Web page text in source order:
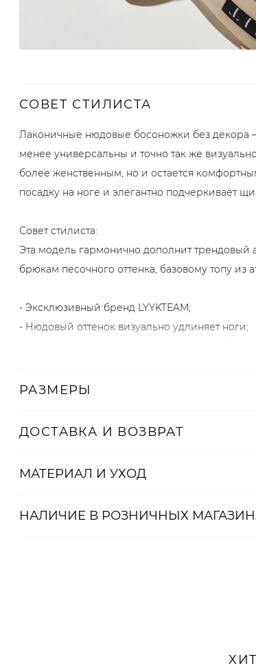
СОВЕТ СТИЛИСТА
Лаконичные нюдовые босоножки без декора
менее универсальны и точно так же
более женственным, но и остается
посадку на ноге и элегантно подчеркивает
Совет стилиста:
Эта модель гармонично дополнит трендовый
брюкам песочного оттенка, базовому топу из
- Эксклюзивный бренд LYYKTEAM;
- Нюдовый оттенок визуально удлиняет ноги;
- 100% vegan friendly экокожа.
РАЗМЕРЫ
ДОСТАВКА И ВОЗВРАТ
МАТЕРИАЛ И УХОД
НАЛИЧИЕ В РОЗНИЧНЫХ